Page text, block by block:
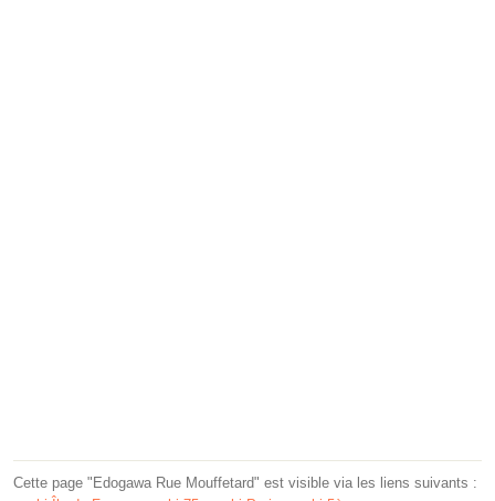
Cette page "Edogawa Rue Mouffetard" est visible via les liens suivants :